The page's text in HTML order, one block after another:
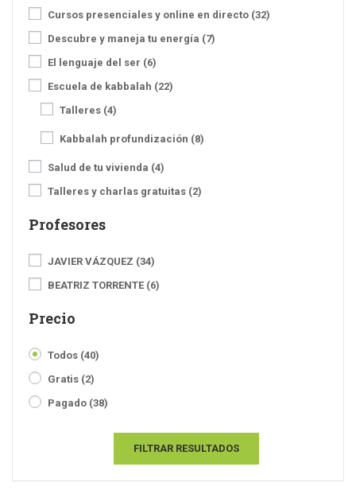
Cursos presenciales y online en directo (32)
Descubre y maneja tu energía (7)
El lenguaje del ser (6)
Escuela de kabbalah (22)
Talleres (4)
Kabbalah profundización (8)
Salud de tu vivienda (4)
Talleres y charlas gratuitas (2)
Profesores
JAVIER VÁZQUEZ (34)
BEATRIZ TORRENTE (6)
Precio
Todos (40)
Gratis (2)
Pagado (38)
FILTRAR RESULTADOS